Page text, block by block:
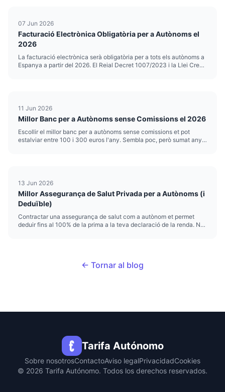
07 Jun 2026
Facturació Electrònica Obligatòria per a Autònoms el
2026
La facturació electrònica serà obligatòria per a tots els autònoms a
Espanya a partir del 2026. El Reial Decret 1007/2023 i la Llei Crea i
11 Jun 2026
Millor Banc per a Autònoms sense Comissions el 2026
Escollir el millor banc per a autònoms sense comissions et pot
estalviar entre 100 i 300 euros l'any. Sembla poc, però sumat any
13 Jun 2026
Millor Assegurança de Salut Privada per a Autònoms (i
Deduïble)
Contractar una assegurança de salut com a autònom et permet
deduir fins al 100% de la prima a la teva declaració de la renda. No
← Tornar al blog
Tarifa Autónomo
Sobre nosotrosContactoAviso legalPrivacidadCookies
© 2026 Tarifa Autónomo. Todos los derechos reservados.